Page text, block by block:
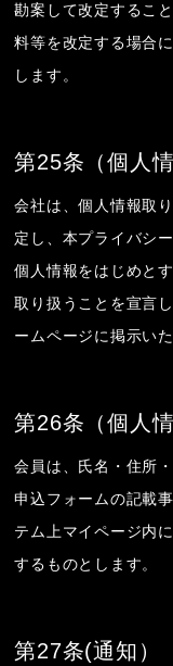
勘案して改定するこ
料等を改定する場合
します。
第25条（個人情
会社は、個人情報取
定し、本プライバシ
個人情報をはじめと
取り扱うことを宣言
ームページに掲示いた
第26条（個人
会員は、氏名・住所
申込フォームの記載
テム上マイページ内
するものとします。
第27条(通知）